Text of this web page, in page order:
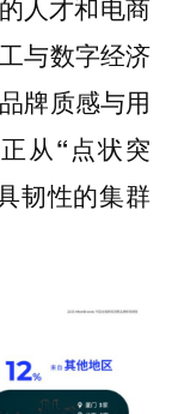
与数字经济
牌质感与用
从“点状突
韧性的集群